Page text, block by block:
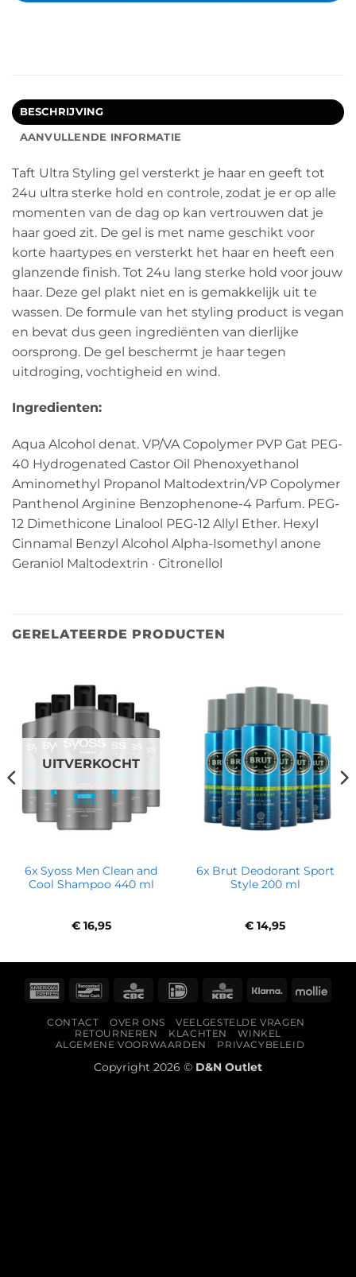
BESCHRIJVING
AANVULLENDE INFORMATIE
Taft Ultra Styling gel versterkt je haar en geeft tot
24u ultra sterke hold en controle, zodat je er op alle
momenten van de dag op kan vertrouwen dat je
haar goed zit. De gel is met name geschikt voor
korte haartypes en versterkt het haar en heeft een
glanzende finish. Tot 24u lang sterke hold voor jouw
haar. Deze gel plakt niet en is gemakkelijk uit te
wassen. De formule van het styling product is vegan
en bevat dus geen ingrediënten van dierlijke
oorsprong. De gel beschermt je haar tegen
uitdroging, vochtigheid en wind.
Ingredienten:
Aqua Alcohol denat. VP/VA Copolymer PVP Gat PEG-
40 Hydrogenated Castor Oil Phenoxyethanol
Aminomethyl Propanol Maltodextrin/VP Copolymer
Panthenol Arginine Benzophenone-4 Parfum. PEG-
12 Dimethicone Linalool PEG-12 Allyl Ether. Hexyl
Cinnamal Benzyl Alcohol Alpha-Isomethyl anone
Geraniol Maltodextrin · Citronellol
GERELATEERDE PRODUCTEN
UITVERKOCHT
6x Syoss Men Clean and
Cool Shampoo 440 ml
€16,95
6x Brut Deodorant Sport
Style 200 ml
€ 14,95
American BancontactCBC IDeal KBC Klarna
CONTACT OVER ONS
VEELGESTELDE VRAGEN
RETOURNEREN
KLACHTEN
WINKEL
ALGEMENE VOORWAARDEN
PRIVACYBELEID
Copyright 2026 © D&N Outlet